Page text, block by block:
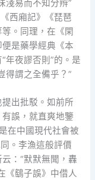
淺易而不知分辨”
西廂記》《琵琶
。同理，在《閑
是藥學經典《本
年夜謬否則”的。是
得謂之全備乎？”
出批駁。如前所
有誤，就直爽地鑒
在中國現代社會被
。李漁這般評價
：“默默無聞，轟
《鷂子誤》中借人